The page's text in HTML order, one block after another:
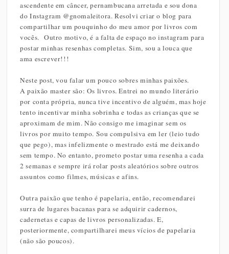
ascendente em câncer, pernambucana arretada e sou dona
do Instagram @gnomaleitora. Resolvi criar o blog para
compartilhar um pouquinho do meu amor por livros com
vocês. Outro motivo, é a falta de espaço no instagram para
postar minhas resenhas completas. Sim, sou a louca que
ama escrever!!!
Neste post, vou falar um pouco sobres minhas paixões.
A paixão master são: Os livros. Entrei no mundo literário
por conta própria, nunca tive incentivo de alguém, mas hoje
tento incentivar minha sobrinha e todas as crianças que se
aproximam de mim. Não consigo me imaginar sem os
livros por muito tempo. Sou compulsiva em ler (leio tudo
que pego), mas infelizmente o mestrado está me deixando
sem tempo. No entanto, prometo postar uma resenha a cada
2 semanas e sempre irá rolar posts aleatórios sobre outros
assuntos como filmes, músicas e afins.
Outra paixão que tenho é papelaria, então, recomendarei
surra de lugares bacanas para se adquirir cadernos,
cadernetas e capas de livros personalizadas. E,
posteriormente, compartilharei meus vícios de papelaria
(não são poucos).